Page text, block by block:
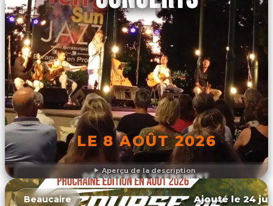
Aperçu de la description
LE 8 AOÛT 2026
DÉCOUVRIR L'ÉVÉNEMENT
Beaucaire Ajouté le 24